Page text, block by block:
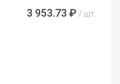
3 953.73 ₽ / шт.